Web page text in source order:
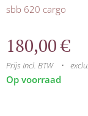
sbb 620 cargo
180,00€
Prijs Incl. BTW
Op voorraad